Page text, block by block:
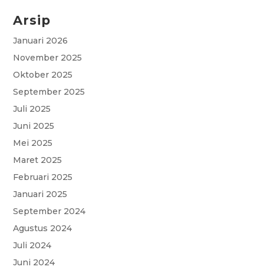
c
e
b
o
k
t
s
Arsip
Januari 2026
November 2025
Oktober 2025
September 2025
Juli 2025
Juni 2025
Mei 2025
Maret 2025
Februari 2025
Januari 2025
September 2024
Agustus 2024
Juli 2024
Juni 2024